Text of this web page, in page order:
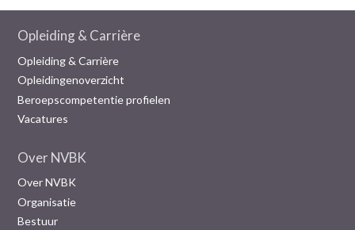
Opleiding & Carrière
Opleiding & Carrière
Opleidingenoverzicht
Beroepscompetentie profielen
Vacatures
Over NVBK
Over NVBK
Organisatie
Bestuur